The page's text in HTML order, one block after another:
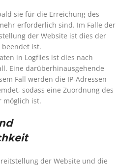
sie für die Erreichung des
erforderlich sind. Im Falle der
der Website ist dies der
beendet ist.
in Logfiles ist dies nach
Eine darüberhinausgehende
Fall werden die IP-Adressen
sodass eine Zuordnung des
möglich ist.
der Website und die